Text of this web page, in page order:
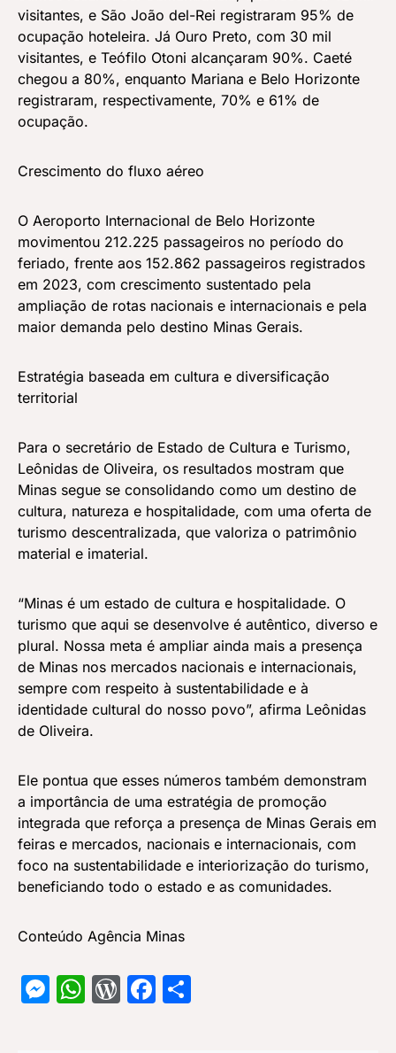
visitantes, e São João del-Rei registraram 95% de
ocupação hoteleira. Já Ouro Preto, com 30 mil
visitantes, e Teófilo Otoni alcançaram 90%. Caeté
chegou a 80%, enquanto Mariana e Belo Horizonte
registraram, respectivamente, 70% e 61% de
ocupação.
Crescimento do fluxo aéreo
O Aeroporto Internacional de Belo Horizonte
movimentou 212.225 passageiros no período do
feriado, frente aos 152.862 passageiros registrados
em 2023, com crescimento sustentado pela
ampliação de rotas nacionais e internacionais e pela
maior demanda pelo destino Minas Gerais.
Estratégia baseada em cultura e diversificação
territorial
Para o secretário de Estado de Cultura e Turismo,
Leônidas de Oliveira, os resultados mostram que
Minas segue se consolidando como um destino de
cultura, natureza e hospitalidade, com uma oferta de
turismo descentralizada, que valoriza o patrimônio
material e imaterial.
“Minas é um estado de cultura e hospitalidade. O
turismo que aqui se desenvolve é autêntico, diverso e
plural. Nossa meta é ampliar ainda mais a presença
de Minas nos mercados nacionais e internacionais,
sempre com respeito à sustentabilidade e à
identidade cultural do nosso povo”, afirma Leônidas
de Oliveira.
Ele pontua que esses números também demonstram
a importância de uma estratégia de promoção
integrada que reforça a presença de Minas Gerais em
feiras e mercados, nacionais e internacionais, com
foco na sustentabilidade e interiorização do turismo,
beneficiando todo o estado e as comunidades.
Conteúdo Agência Minas
Messenger
WhatsApp
WordPress
Facebook